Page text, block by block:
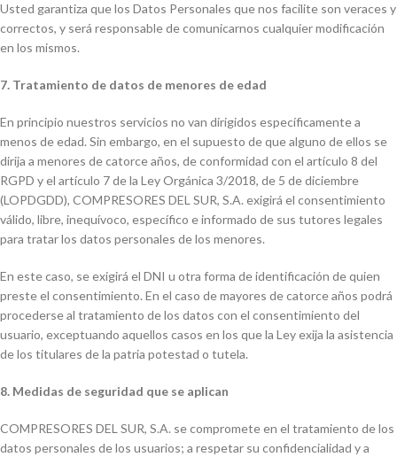
Usted garantiza que los Datos Personales que nos facilite son veraces y
correctos, y será responsable de comunicarnos cualquier modificación
en los mismos.
7. Tratamiento de datos de menores de edad
En principio nuestros servicios no van dirigidos específicamente a
menos de edad. Sin embargo, en el supuesto de que alguno de ellos se
dirija a menores de catorce años, de conformidad con el artículo 8 del
RGPD y el artículo 7 de la Ley Orgánica 3/2018, de 5 de diciembre
(LOPDGDD), COMPRESORES DEL SUR, S.A. exigirá el consentimiento
válido, libre, inequívoco, específico e informado de sus tutores legales
para tratar los datos personales de los menores.
En este caso, se exigirá el DNI u otra forma de identificación de quien
preste el consentimiento. En el caso de mayores de catorce años podrá
procederse al tratamiento de los datos con el consentimiento del
usuario, exceptuando aquellos casos en los que la Ley exija la asistencia
de los titulares de la patria potestad o tutela.
8. Medidas de seguridad que se aplican
COMPRESORES DEL SUR, S.A. se compromete en el tratamiento de los
datos personales de los usuarios; a respetar su confidencialidad y a